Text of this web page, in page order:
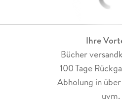
Ihre
Bücher
100 Tage
Abholung in
uvm.